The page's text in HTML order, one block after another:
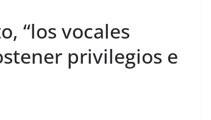
“los vocales
privilegios e